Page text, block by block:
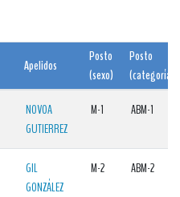
Apelidos
Posto
(sexo)
Posto
(categoría)
NOVOA
GUTIERREZ
M-1 ABM-1
GIL
GONZÁLEZ
M-2 ABM-2